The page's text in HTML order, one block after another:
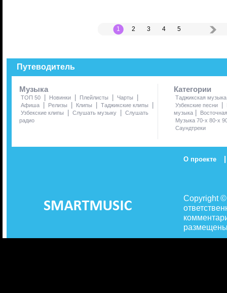
1 2 3 4 5
Путеводитель
Музыка
ТОП 50 Новинки Плейлисты Чарты
Афиша Релизы Клипы Таджикские клипы
Узбекские клипы Слушать музыку
Слушать
радио
Категории
Таджикская музыка
Узбекские песни
музыка
Музыка 70-х 80-х
Саундтреки
О проекте |
Copyright
размещены